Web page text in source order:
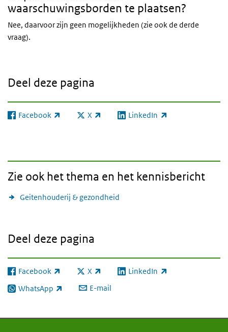
waarschuwingsborden te plaatsen?
Nee, daarvoor zijn geen mogelijkheden (zie ook de derde
vraag).
Deel deze pagina
Facebook
(externe link) X
(externe link) LinkedIn
(externe link)
Zie ook het thema en het kennisbericht
Geitenhouderij & gezondheid
Deel deze pagina
Facebook
(externe link) X
(externe link) LinkedIn
(externe link)
WhatsApp
(externe link) E-mail